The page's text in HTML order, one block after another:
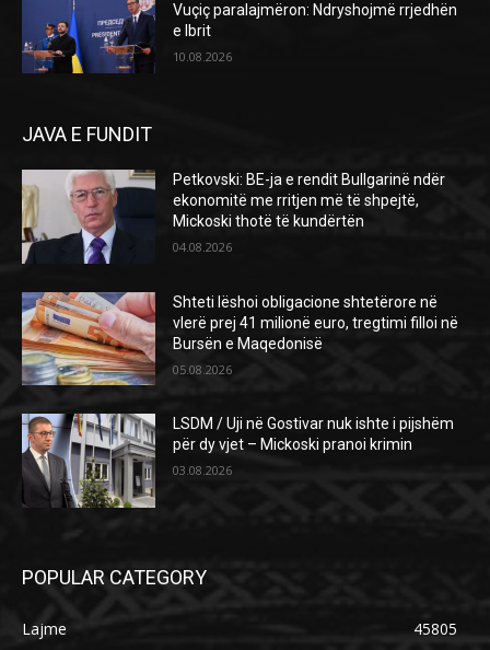
Vuçiç paralajmëron: Ndryshojmë rrjedhën
e Ibrit
10.08.2026
JAVA E FUNDIT
Petkovski: BE-ja e rendit Bullgarinë ndër
ekonomitë me rritjen më të shpejtë,
Mickoski thotë të kundërtën
04.08.2026
Shteti lëshoi obligacione shtetërore në
vlerë prej 41 milionë euro, tregtimi filloi në
Bursën e Maqedonisë
05.08.2026
LSDM / Uji në Gostivar nuk ishte i pijshëm
për dy vjet – Mickoski pranoi krimin
03.08.2026
POPULAR CATEGORY
Lajme
45805